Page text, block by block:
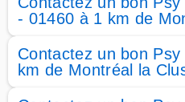
- 01460 à 1 km de
Contactez un bon
km de Montréal la